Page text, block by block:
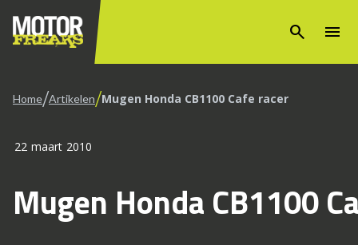
search menu
Home/Artikelen/Mugen Honda CB1100 Cafe racer
22 maart 2010
Mugen Honda CB1100